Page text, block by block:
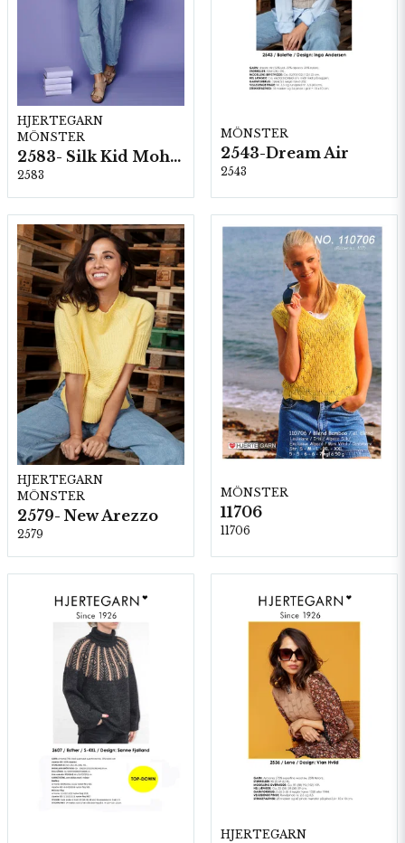
HJERTEGARN
MÖNSTER
2583- Silk Kid Mohair
2583
MÖNSTER
2543-Dream Air
2543
HJERTEGARN
MÖNSTER
2579- New Arezzo
2579
MÖNSTER
11706
11706
HJERTEGARN